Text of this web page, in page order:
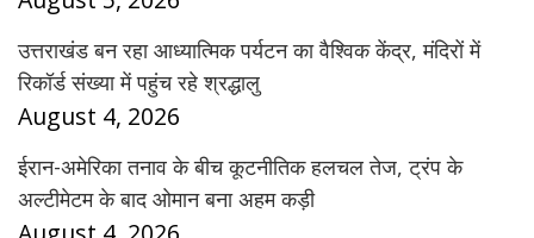
उत्तराखंड बन रहा आध्यात्मिक पर्यटन का वैश्विक केंद्र, मंदिरों में
रिकॉर्ड संख्या में पहुंच रहे श्रद्धालु
August 4, 2026
ईरान-अमेरिका तनाव के बीच कूटनीतिक हलचल तेज, ट्रंप के
अल्टीमेटम के बाद ओमान बना अहम कड़ी